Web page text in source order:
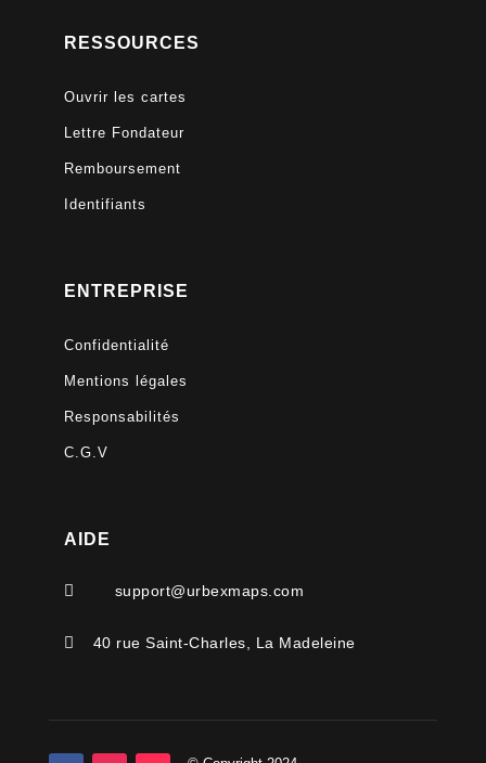
RESSOURCES
Ouvrir les cartes
Lettre Fondateur
Remboursement
Identifiants
ENTREPRISE
Confidentialité
Mentions légales
Responsabilités
C.G.V
AIDE
 support@urbexmaps.com
 40 rue Saint-Charles, La Madeleine